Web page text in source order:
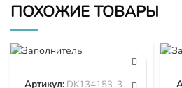
ПОХОЖИЕ ТОВАРЫ
Артикул: DK134153-3520